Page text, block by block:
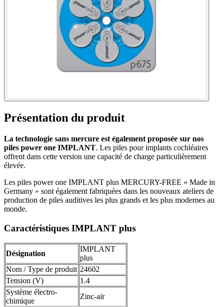
Présentation du produit
La technologie sans mercure est également proposée sur nos
piles power one IMPLANT. Les piles pour implants cochléaires
offrent dans cette version une capacité de charge particulièrement
élevée.
Les piles power one IMPLANT plus MERCURY-FREE « Made in
Germany » sont également fabriquées dans les nouveaux ateliers de
production de piles auditives les plus grands et les plus modernes au
monde.
Caractéristiques IMPLANT plus
Désignation
IMPLANT
plus
Nom / Type de produit 24602
Tension (V)
1.4
Système électro-
chimique
Zinc-air